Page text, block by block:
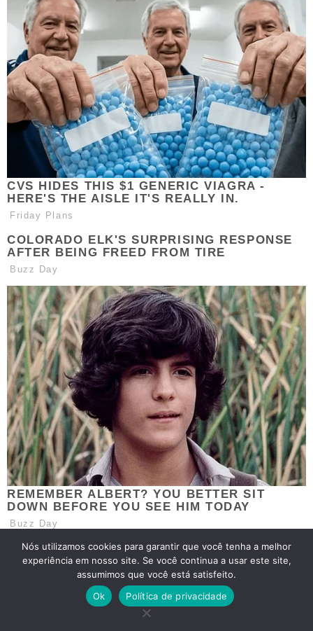
Nós utilizamos cookies para garantir que você tenha a melhor
experiência em nosso site. Se você continua a usar este site,
assumimos que você está satisfeito.
Ok
Política de privacidade